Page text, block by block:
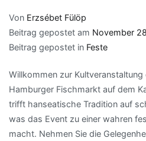
Von Erzsébet Fülöp
Beitrag gepostet am November
Beitrag gepostet in Feste
Willkommen zur
Hamburger Fischmarkt auf dem
trifft hanseatische Tradition auf
was das Event zu einer wahren
macht. Nehmen Sie die